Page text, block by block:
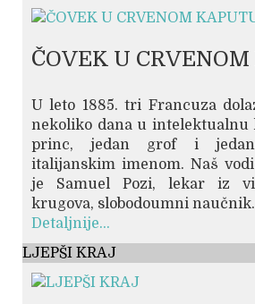
ČOVEK U
U leto 1885. tri Francuza
nekoliko dana u intelektualnu
princ, jedan grof i
italijanskim imenom. Naš
je Samuel Pozi, lekar iz
krugova, slobodoumni
Detaljnije...
LJEPŠI KRAJ